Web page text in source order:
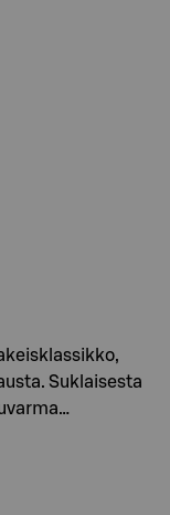
Suklaisesta